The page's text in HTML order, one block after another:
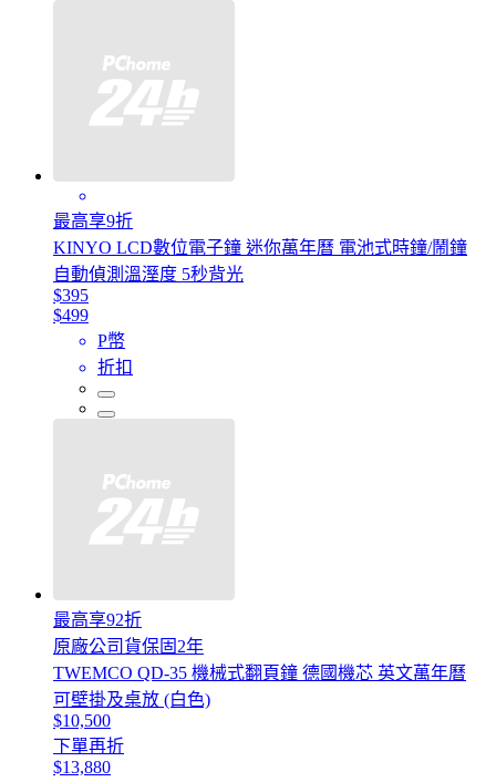
最高享9折
KINYO LCD數位電子鐘 迷你萬年曆 電池式時鐘/鬧鐘
自動偵測溫溼度 5秒背光
$395
$499
P幣
折扣
最高享92折
原廠公司貨保固2年
TWEMCO QD-35 機械式翻頁鐘 德國機芯 英文萬年曆
可壁掛及桌放 (白色)
$10,500
下單再折
$13,880